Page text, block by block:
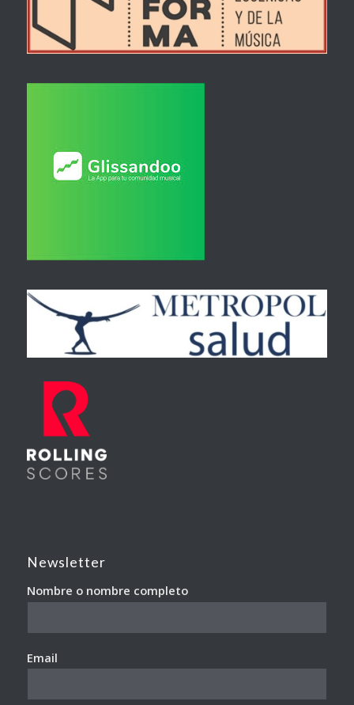
Newsletter
Nombre o nombre completo
Email